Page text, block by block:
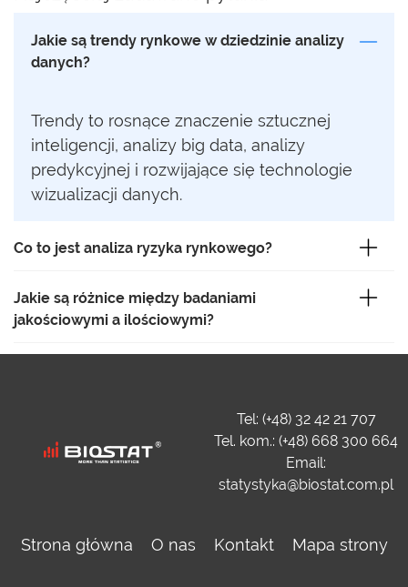
Jakie są trendy rynkowe w dziedzinie analizy
danych?
Trendy to rosnące znaczenie sztucznej
inteligencji, analizy big data, analizy
predykcyjnej i rozwijające się technologie
wizualizacji danych.
Co to jest analiza ryzyka rynkowego?
Jakie są różnice między badaniami
jakościowymi a ilościowymi?
Tel: (+48) 32 42 21 707
Tel. kom.: (+48) 668 300 664
Email:
statystyka@biostat.com.pl
Strona główna O nas Kontakt Mapa strony